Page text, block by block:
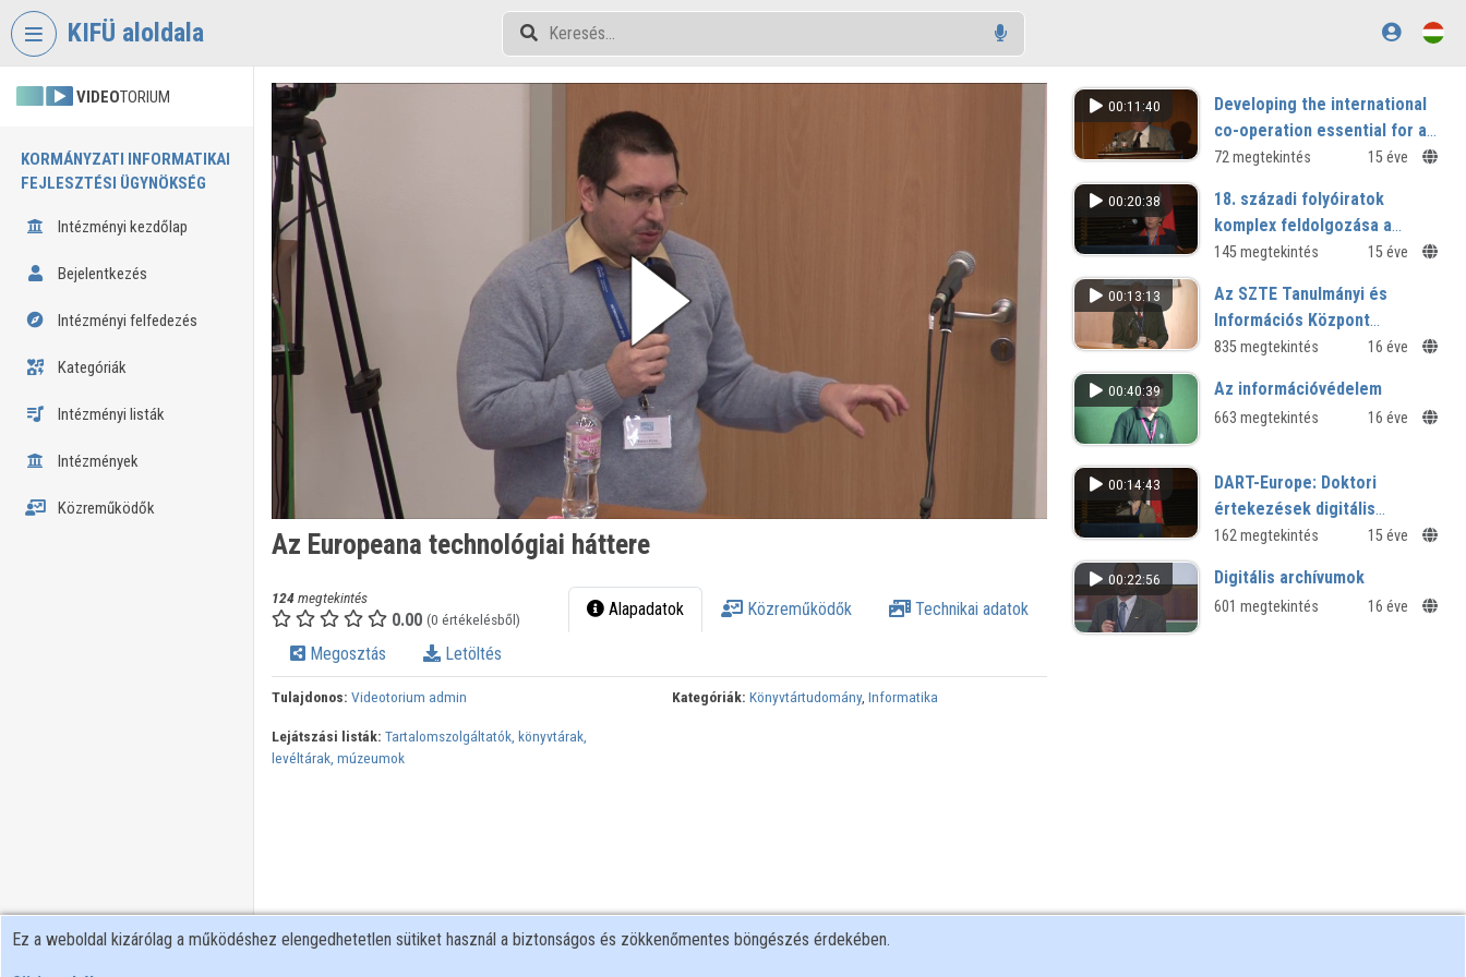
Fejléc kihagyása
KIFÜ aloldala
VIDEOTORIUM
KORMÁNYZATI INFORMATIKAI
FEJLESZTÉSI ÜGYNÖKSÉG
Intézményi kezdőlap
Bejelentkezés
Intézményi felfedezés
Kategóriák
Intézményi listák
Intézmények
Közreműködők
Az Europeana technológiai háttere
124megtekintés
0.00 (0 értékelésből) Alapadatok Közreműködők Technikai adatok
Megosztás Letöltés
Tulajdonos: Videotorium admin Kategóriák: Könyvtártudomány,Informatika
Lejátszási listák: Tartalomszolgáltatók, könyvtárak,
levéltárak, múzeumok
00:11:40
Developing the international
co-operation essential for a
global IoT initiative
72 megtekintés 15 éve
00:20:38
18. századi folyóiratok
komplex feldolgozása a
Debreceni Egyetemen
145 megtekintés 15 éve
00:13:13
Az SZTE Tanulmányi és
Információs Központ
bemutatása
835 megtekintés 16 éve
00:40:39 Az információvédelem
663 megtekintés 16 éve
00:14:43
DART-Europe: Doktori
értekezések digitális
szolgáltatása Európában
162 megtekintés 15 éve
00:22:56 Digitális archívumok
601 megtekintés 16 éve
Ez a weboldal kizárólag a működéshez elengedhetetlen sütiket használ a biztonságos és zökkenőmentes böngészés érdekében.